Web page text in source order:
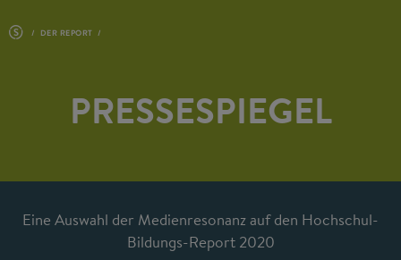
DER REPORT
PRESSESPIEGEL
Eine Auswahl der Medienresonanz auf den Hochschul-
Bildungs-Report 2020